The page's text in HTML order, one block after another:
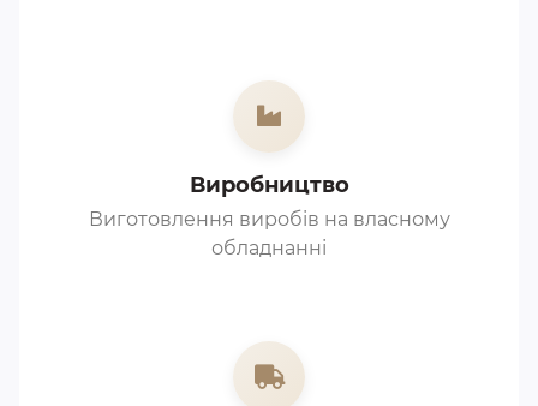
Виробництво
Виготовлення виробів на власному
обладнанні